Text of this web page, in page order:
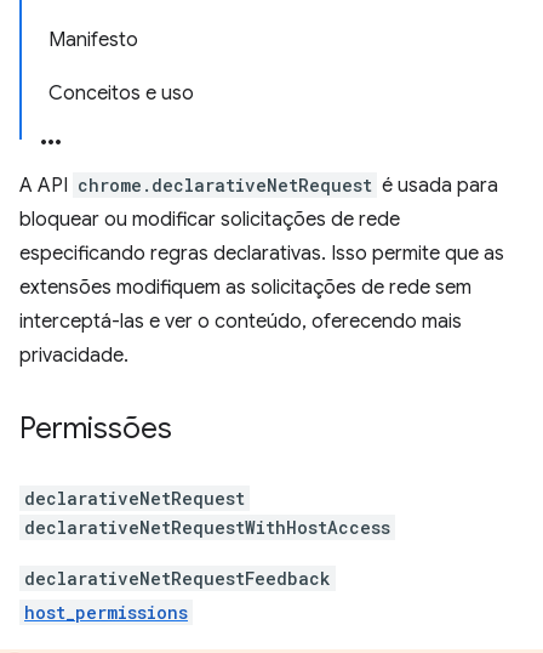
Manifesto
Conceitos e uso
A API chrome.declarativeNetRequest é usada para
bloquear ou modificar solicitações de rede
especificando regras declarativas. Isso permite que as
extensões modifiquem as solicitações de rede sem
interceptá-las e ver o conteúdo, oferecendo mais
privacidade.
Permissões
declarativeNetRequest
declarativeNetRequestWithHostAccess
declarativeNetRequestFeedback
host_permissions